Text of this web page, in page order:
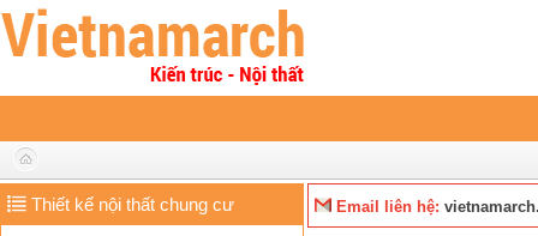
Thiết kế nội thất chung cư Email liên hệ: